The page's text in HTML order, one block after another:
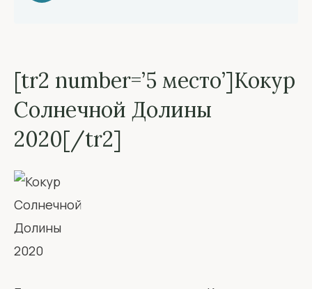
[tr2 number=’5 место’]Кокур
Солнечной Долины
2020[/tr2]